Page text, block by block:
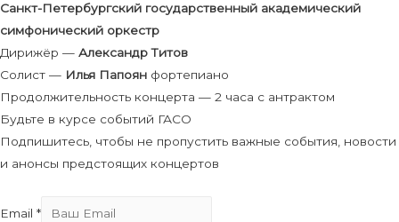
Санкт-Петербургский государственный академический
симфонический оркестр
Дирижёр — Александр Титов
Солист — Илья Папоян фортепиано
Продолжительность концерта — 2 часа с антрактом
Будьте в курсе событий ГАСО
Подпишитесь, чтобы не пропустить важные события, новости
и анонсы предстоящих концертов
Email *